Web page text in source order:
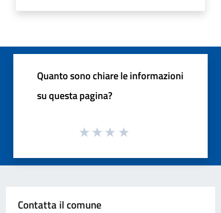
Quanto sono chiare le informazioni
su questa pagina?
Contatta il comune